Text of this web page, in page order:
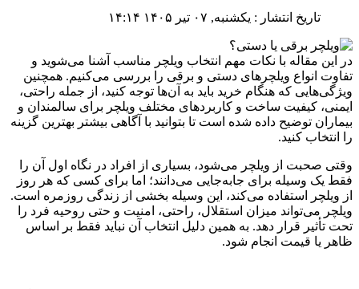
تاریخ انتشار : یکشنبه, ۰۷ تیر ۱۴۰۵ ۱۴:۱۴
در این مقاله با نکات مهم انتخاب ویلچر مناسب آشنا می‌شوید و
تفاوت انواع ویلچرهای دستی و برقی را بررسی می‌کنیم. همچنین
ویژگی‌هایی که هنگام خرید باید به آن‌ها توجه کنید، از جمله راحتی،
ایمنی، کیفیت ساخت و کاربردهای مختلف ویلچر برای سالمندان و
بیماران توضیح داده شده است تا بتوانید با آگاهی بیشتر بهترین گزینه
را انتخاب کنید.
وقتی صحبت از ویلچر می‌شود، بسیاری از افراد در نگاه اول آن را
فقط یک وسیله برای جابه‌جایی می‌دانند؛ اما برای کسی که هر روز
از ویلچر استفاده می‌کند، این وسیله بخشی از زندگی روزمره است.
ویلچر می‌تواند میزان استقلال، راحتی، امنیت و حتی روحیه فرد را
تحت تأثیر قرار دهد. به همین دلیل انتخاب آن نباید فقط بر اساس
ظاهر یا قیمت انجام شود.